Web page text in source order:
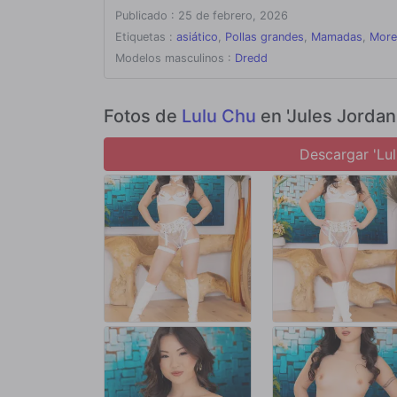
apretada vagina mientras ella gime pidiendo más. La
una más intensa que la anterior. La escena termina con
tras alcanzar su enorme tamaño.
Publicado : 25 de febrero, 2026
Etiquetas : asiático, Pollas grandes, Mamadas,
Modelos masculinos : Dredd
Fotos de Lulu Chu en 'Jules
Descargar